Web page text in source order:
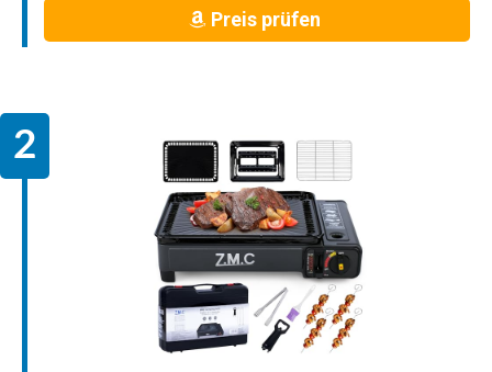
Preis prüfen